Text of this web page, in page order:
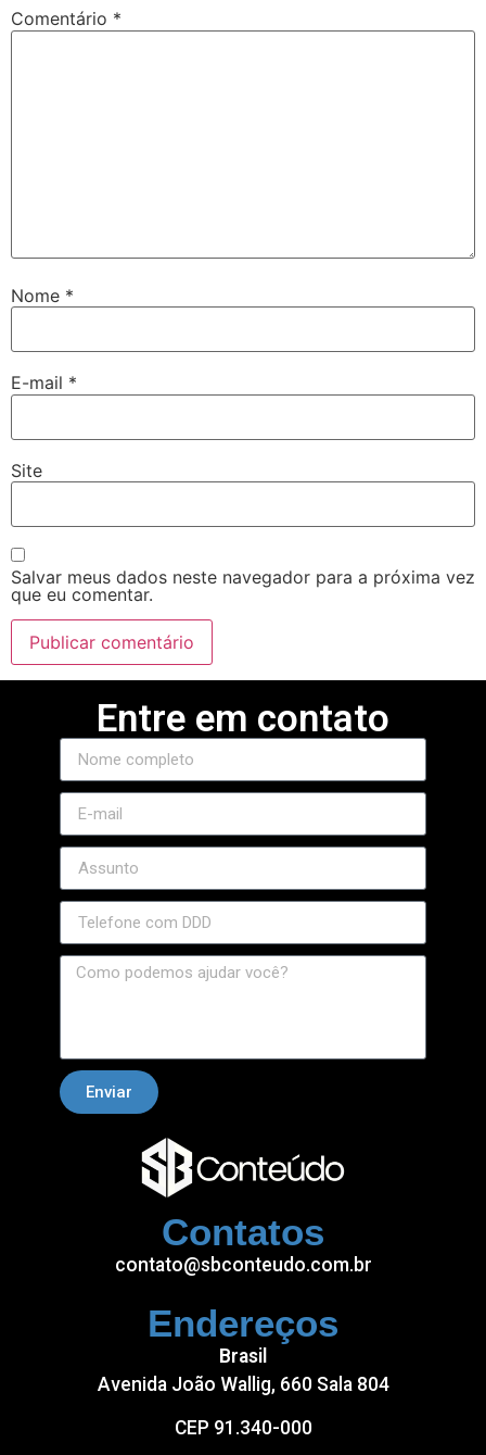
Comentário *
Nome *
E-mail *
Site
Salvar meus dados neste navegador para a próxima vez
que eu comentar.
Contatos
contato@sbconteudo.com.br
Endereços
Brasil
Avenida João Wallig, 660 Sala 804
CEP 91.340-000
Entre em contato
Enviar